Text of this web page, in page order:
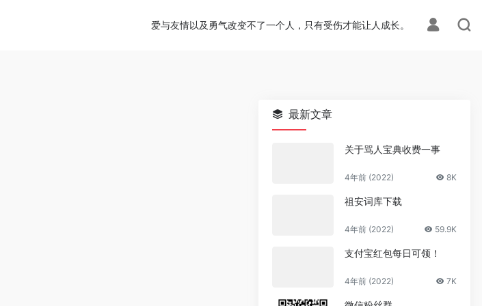
onenav/inc/wp-optimization.phpon line113
爱与友情以及勇气改变不了一个人，只有受伤才能让人成长。
最新文章
关于骂人宝典收费一事
4年前 (2022) 8K
祖安词库下载
4年前 (2022) 59.9K
支付宝红包每日可领！
4年前 (2022) 7K